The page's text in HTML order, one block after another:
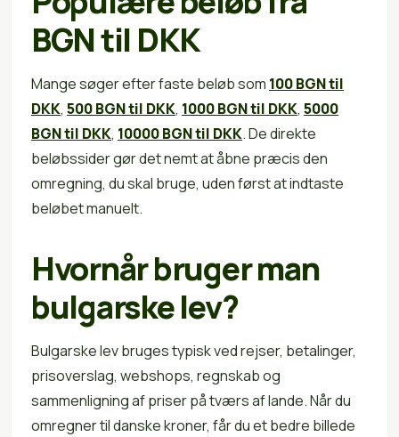
BGN til DKK
Mange søger efter faste beløb som 100 BGN til
DKK, 500 BGN til DKK, 1000 BGN til DKK, 5000
BGN til DKK, 10000 BGN til DKK. De direkte
beløbssider gør det nemt at åbne præcis den
omregning, du skal bruge, uden først at indtaste
beløbet manuelt.
Hvornår bruger man
bulgarske lev?
Bulgarske lev bruges typisk ved rejser, betalinger,
prisoverslag, webshops, regnskab og
sammenligning af priser på tværs af lande. Når du
omregner til danske kroner, får du et bedre billede